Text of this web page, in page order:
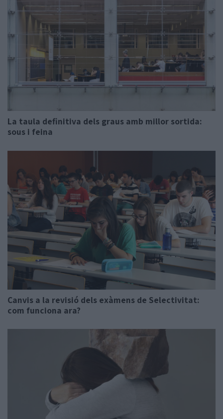
La taula definitiva dels graus amb millor sortida:
sous i feina
Canvis a la revisió dels exàmens de Selectivitat:
com funciona ara?